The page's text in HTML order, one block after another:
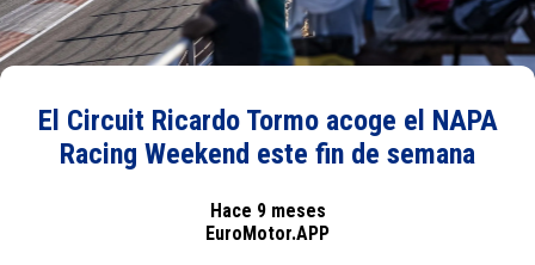
El Circuit Ricardo Tormo acoge el NAPA
Racing Weekend este fin de semana
Hace 9 meses
EuroMotor.APP